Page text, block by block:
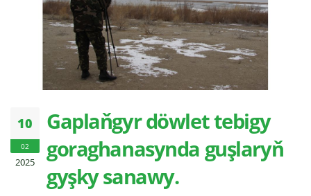
10
02
2025
Gaplaňgyr döwlet tebigy
goraghanasynda guşlaryň
gyşky sanawy.